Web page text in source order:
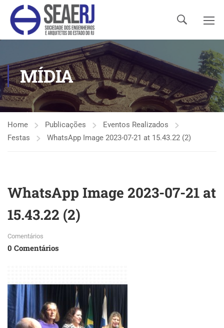
MÍDIA
Home Publicações
Eventos Realizados
Festas
WhatsApp Image 2023-07-21 at 15.43.22 (2)
WhatsApp Image 2023-07-21 at
15.43.22 (2)
Comentários
0 Comentários